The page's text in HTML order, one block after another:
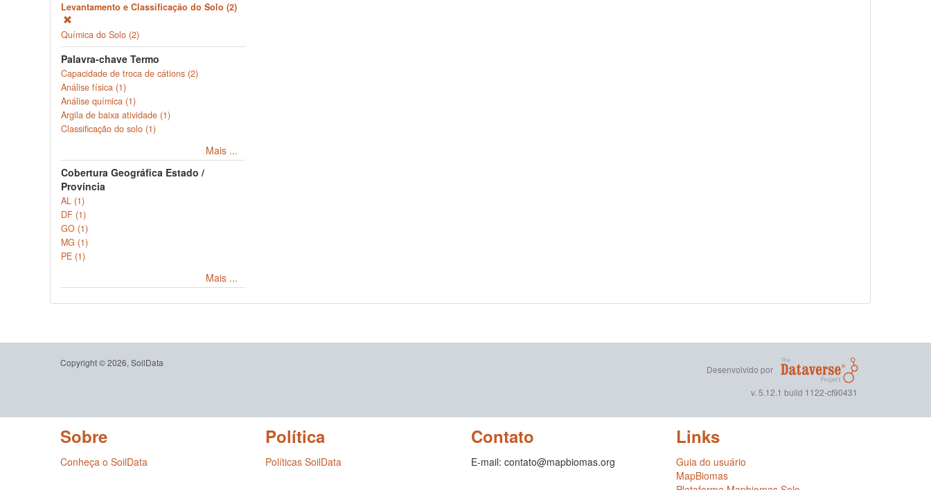
Levantamento e Classificação do Solo (2)
Química do Solo (2)
Palavra-chave Termo
Capacidade de troca de cátions (2)
Análise física (1)
Análise química (1)
Argila de baixa atividade (1)
Classificação do solo (1)
Mais ...
Cobertura Geográfica Estado /
Província
AL (1)
DF (1)
GO (1)
MG (1)
PE (1)
Mais ...
Copyright © 2026, SoilData
Desenvolvido por
v. 5.12.1 build 1122-cf90431
Sobre
Conheça o SoilData
Política
Políticas SoilData
Contato
E-mail: contato@mapbiomas.org
Links
Guia do usuário
MapBiomas